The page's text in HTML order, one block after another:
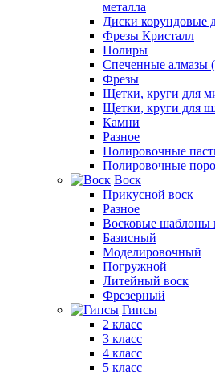
металла
Диски корундовые
Фрезы Кристалл
Полиры
Спеченные алмазы
Фрезы
Щетки, круги для
Щетки, круги для
Камни
Разное
Полировочные
Полировочные
Воск
Прикусной воск
Разное
Восковые шаблоны
Базисный
Моделировочный
Погружной
Литейный воск
Фрезерный
Гипсы
2 класс
3 класс
4 класс
5 класс